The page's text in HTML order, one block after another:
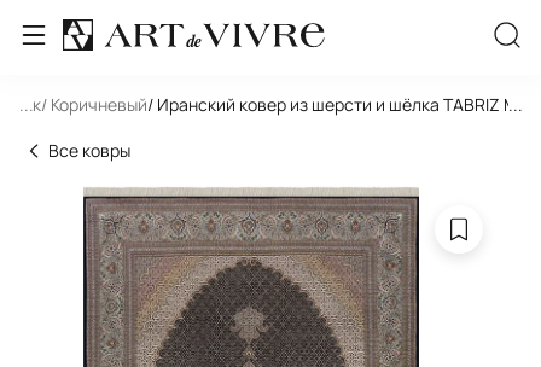
... / Коричневый/ Иранский ковер из шерсти и шёлка TABRIZ ...
Все ковры